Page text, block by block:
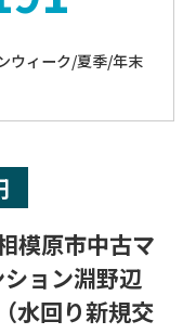
ウィーク/夏季/年末
模原市中古マ
ョン淵野辺
水回り新規交